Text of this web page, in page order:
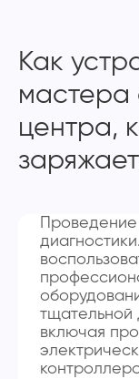
Как
мастера
центра,
тщательной
включая